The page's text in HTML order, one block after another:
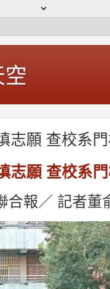
志願 查校系
志願 查校系
合報／ 記者董